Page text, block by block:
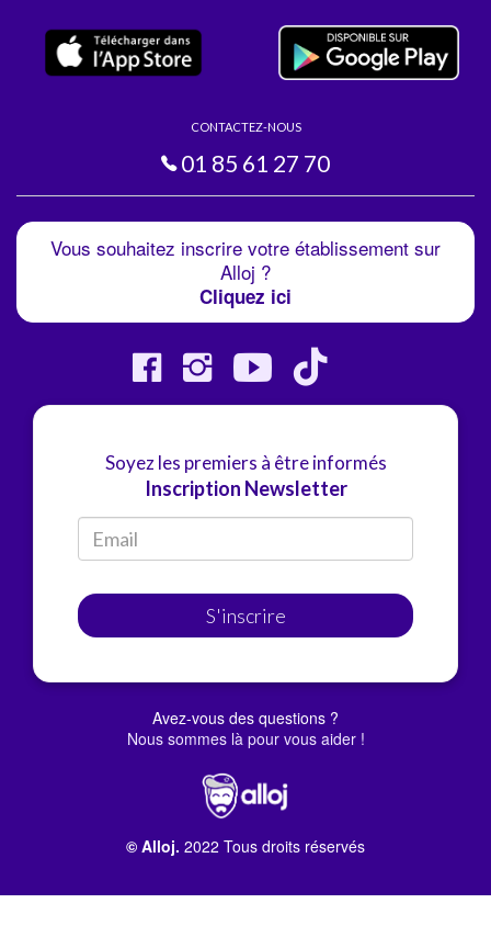
CONTACTEZ-NOUS
01 85 61 27 70
Vous souhaitez inscrire votre établissement sur
Alloj ?
Cliquez ici
Soyez les premiers à être informés
Inscription Newsletter
S'inscrire
Avez-vous des questions ?
Nous sommes là pour vous aider !
© Alloj. 2022 Tous droits réservés